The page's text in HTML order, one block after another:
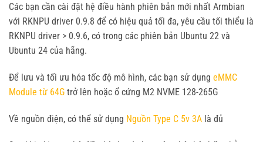
Các bạn cần cài đặt hệ điều hành phiên bản mới nhất Armbian
với RKNPU driver 0.9.8 để có hiệu quả tối đa, yêu cầu tối thiểu là
RKNPU driver > 0.9.6, có trong các phiên bản Ubuntu 22 và
Ubuntu 24 của hãng.
Để lưu và tối ưu hóa tốc độ mô hình, các bạn sử dụng eMMC
Module từ 64G trở lên hoặc ổ cứng M2 NVME 128-265G
Về nguồn điện, có thể sử dụng Nguồn Type C 5v 3A là đủ